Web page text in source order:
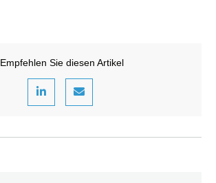
Empfehlen Sie diesen Artikel